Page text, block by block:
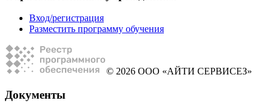
Вход/регистрация
Разместить программу обучения
© 2026 ООО «АЙТИ СЕРВИСЕЗ»
Документы